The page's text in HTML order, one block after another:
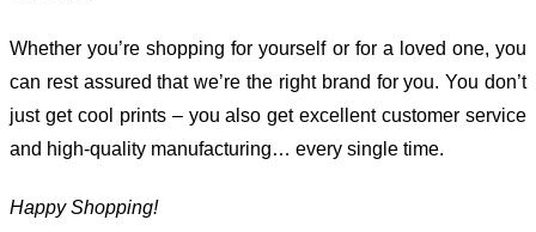
Whether you’re shopping for yourself or for a loved one, you
can rest assured that we’re the right brand for you. You don’t
just get cool prints – you also get excellent customer service
and high-quality manufacturing… every single time.
Happy Shopping!